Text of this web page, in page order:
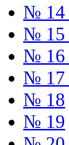
№ 14
№ 15
№ 16
№ 17
№ 18
№ 19